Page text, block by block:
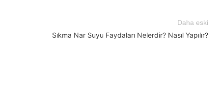
Daha eski
Sıkma Nar Suyu Faydaları Nelerdir? Nasıl Yapılır?